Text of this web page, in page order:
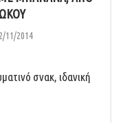
11/2014
σνακ, ιδανική